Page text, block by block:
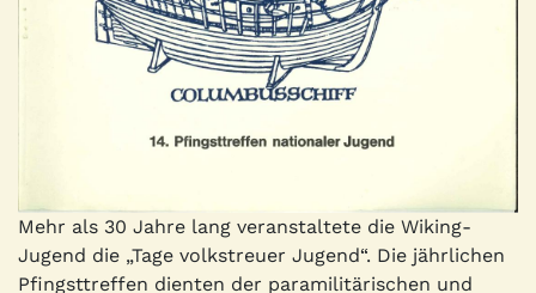
Mehr als 30 Jahre lang veranstaltete die Wiking-
Jugend die „Tage volkstreuer Jugend“. Die jährlichen
Pfingsttreffen dienten der paramilitärischen und